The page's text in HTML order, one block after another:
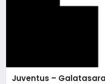
Juventus –